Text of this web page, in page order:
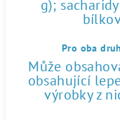
g);
Pro oba
Může
obsahující
výrobky z